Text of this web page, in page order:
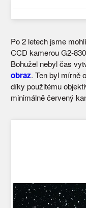
Po 2 letech jsme
CCD kamerou G2-
Bohužel nebyl čas
obraz. Ten byl mírně
díky použitému
minimálně červený